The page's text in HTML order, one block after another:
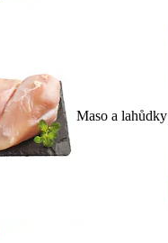
Maso a lahůdky